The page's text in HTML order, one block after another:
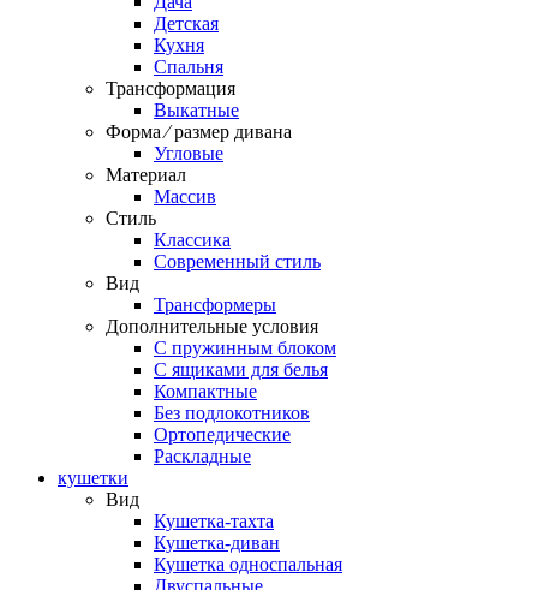
Детская
Кухня
Спальня
Трансформация
Выкатные
Форма ⁄ размер дивана
Угловые
Материал
Массив
Стиль
Классика
Современный стиль
Вид
Трансформеры
Дополнительные условия
С пружинным блоком
С ящиками для белья
Компактные
Без подлокотников
Ортопедические
Раскладные
кушетки
Вид
Кушетка-тахта
Кушетка-диван
Кушетка односпальная